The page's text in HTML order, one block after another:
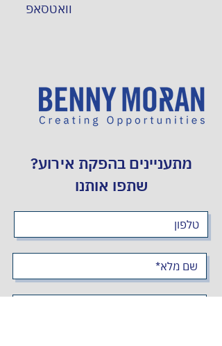
וואטסאפ
מתעניינים בהפקת אירוע?
שתפו אותנו